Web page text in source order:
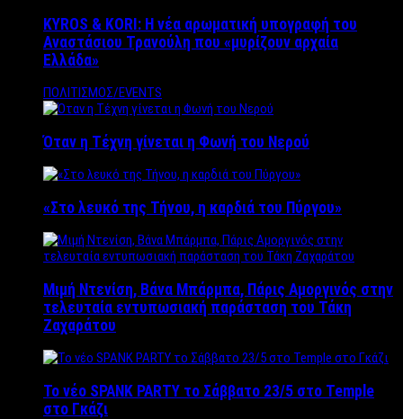
KYROS & KORI: Η νέα αρωματική υπογραφή του
Αναστάσιου Τρανούλη που «μυρίζουν αρχαία
Ελλάδα»
ΠΟΛΙΤΙΣΜΟΣ/EVENTS
Όταν η Τέχνη γίνεται η Φωνή του Νερού
«Στο λευκό της Τήνου, η καρδιά του Πύργου»
Μιμή Ντενίση, Βάνα Μπάρμπα, Πάρις Αμοργινός στην
τελευταία εντυπωσιακή παράσταση του Τάκη
Ζαχαράτου
Το νέο SPANK PARTY το Σάββατο 23/5 στο Temple
στο Γκάζι